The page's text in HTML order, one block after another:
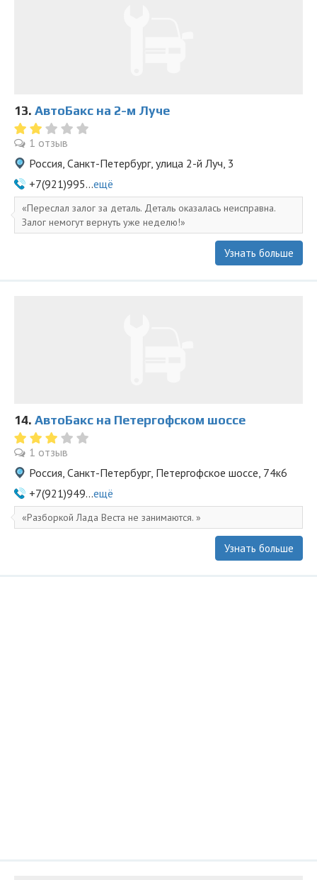
13. АвтоБакс на 2-м Луче
1 отзыв
Россия, Санкт-Петербург, улица 2-й Луч, 3
+7(921)995...ещё
Переслал залог за деталь. Деталь оказалась неисправна.
Залог немогут вернуть уже неделю!
Узнать больше
14. АвтоБакс на Петергофском шоссе
1 отзыв
Россия, Санкт-Петербург, Петергофское шоссе, 74к6
+7(921)949...ещё
Разборкой Лада Веста не занимаются.
Узнать больше